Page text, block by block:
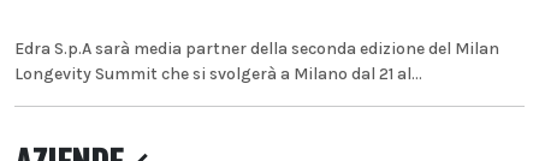
Edra S.p.A sarà media partner della seconda edizione del Milan
Longevity Summit che si svolgerà a Milano dal 21 al...